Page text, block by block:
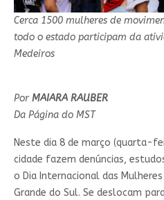
Cerca 1500 mulheres de
todo o estado participam da
Medeiros
Por MAIARA RAUBER
Da Página do MST
Neste dia 8 de março (quarta-
cidade fazem denúncias,
o Dia Internacional das
Grande do Sul. Se deslocam